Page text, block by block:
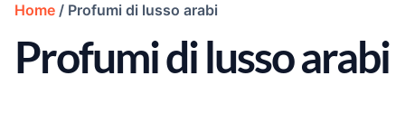
Home / Profumi di lusso arabi
Profumi di lusso arabi